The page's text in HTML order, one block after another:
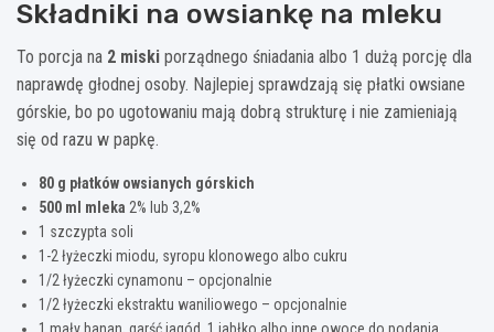
Składniki na owsiankę na mleku
To porcja na 2 miski porządnego śniadania albo 1 dużą porcję dla
naprawdę głodnej osoby. Najlepiej sprawdzają się płatki owsiane
górskie, bo po ugotowaniu mają dobrą strukturę i nie zamieniają
się od razu w papkę.
80 g płatków owsianych górskich
500 ml mleka 2% lub 3,2%
1 szczypta soli
1-2 łyżeczki miodu, syropu klonowego albo cukru
1/2 łyżeczki cynamonu – opcjonalnie
1/2 łyżeczki ekstraktu waniliowego – opcjonalnie